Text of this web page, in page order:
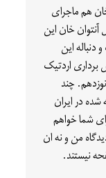
هم ماجرای
خان این
دنباله این
اردتیک
چند
شده در ایران
شما خواهم
من و نه ان
نیستند.